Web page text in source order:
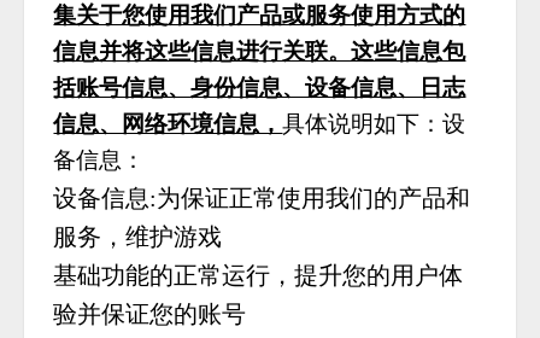
集关于您使用我们产品或服务使用方式的
信息并将这些信息进行关联。这些信息包
括账号信息、身份信息、设备信息、日志
信息、网络环境信息，具体说明如下：设
备信息：
设备信息:为保证正常使用我们的产品和
服务，维护游戏
基础功能的正常运行，提升您的用户体
验并保证您的账号